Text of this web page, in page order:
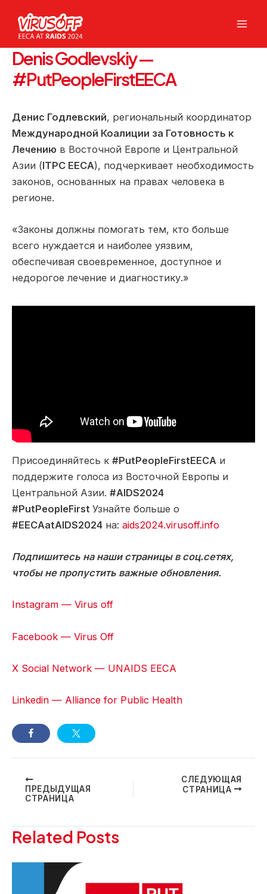
содержимому
Denis Godlevskiy —
#PutPeopleFirstEECA
Денис Годлевский, региональный координатор
Международной Коалиции за Готовность к
Лечению в Восточной Европе и Центральной
Азии (ITPC EECA), подчеркивает необходимость
законов, основанных на правах человека в
регионе.
«Законы должны помогать тем, кто больше
всего нуждается и наиболее уязвим,
обеспечивая своевременное, доступное и
недорогое лечение и диагностику.»
Присоединяйтесь к #PutPeopleFirstEECA и
поддержите голоса из Восточной Европы и
Центральной Азии. #AIDS2024
#PutPeopleFirst Узнайте больше о
#EECAatAIDS2024 на: aids2024.virusoff.info
Подпишитесь на наши страницы в соц.сетях,
чтобы не пропустить важные обновления.
Instagram — Virus off
Facebook — Virus Off
X Social Network — UNAIDS EECA
Linkedin — Alliance for Public Health
Навигация
ПРЕДЫДУЩАЯ
СТРАНИЦА
СЛЕДУЮЩАЯ
СТРАНИЦА
Related Posts